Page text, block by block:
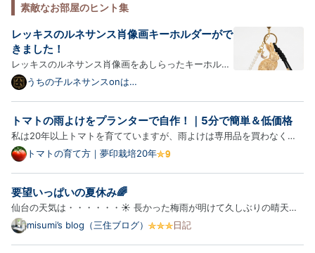
素敵なお部屋のヒント集
レッキスのルネサンス肖像画キーホルダーがで
きました！
レッキスのルネサンス肖像画をあしらったキーホルダ
ーが新登場！以下、商品の詳細をご紹介します。 うさ
PLAのキーホルダーです。ルネサンス装飾をまとった
うさぎの…
うちの子ルネサンスonは
トマトの雨よけをプランターで自作！｜5分で簡単＆低価格
私は20年以上トマトを育てていますが、雨よけは専用品を買わなくて
も十分だと感じています。支柱と透明ビニール、洗濯ばさみがあれば、
トマトの育て方｜夢印栽培20年
要望いっぱいの夏休み🌈
仙台の天気は・・・・・・☀️ 長かった梅雨が明けて久しぶりの晴天！
先週末は、児童館のイベントで木工製作体験へ のこぎり、インパクト
misumi’s blog（三住ブログ） 日記